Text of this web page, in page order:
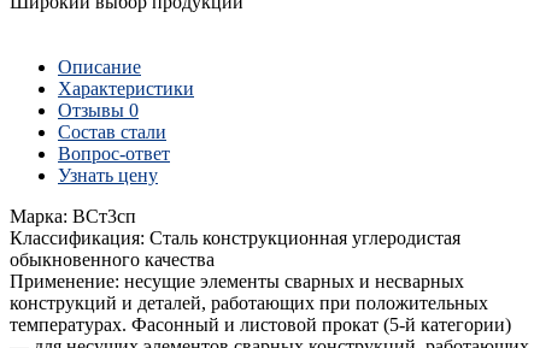
Описание
Характеристики
Отзывы 0
Состав стали
Вопрос-ответ
Узнать цену
Марка: ВСт3сп
Классификация: Сталь конструкционная углеродистая
обыкновенного качества
Применение: несущие элементы сварных и несварных
конструкций и деталей, работающих при положительных
температурах. Фасонный и листовой прокат (5-й категории)